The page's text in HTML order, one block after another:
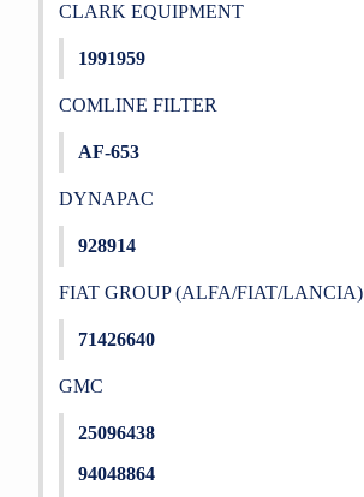
CLARK EQUIPMENT
1991959
COMLINE FILTER
AF-653
DYNAPAC
928914
FIAT GROUP (ALFA/FIAT/LANCIA)
71426640
GMC
25096438
94048864